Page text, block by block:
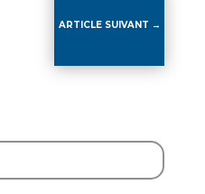
ARTICLE SUIVANT →